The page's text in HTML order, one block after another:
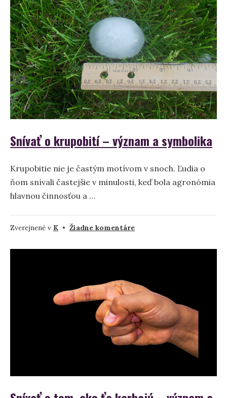
význam
a
symbolika
sna
Snívať o krupobití – význam a symbolika
Krupobitie nie je častým motívom v snoch. Ľudia o
ňom snívali častejšie v minulosti, keď bola agronómia
hlavnou činnosťou a …
Zverejnené v K • Žiadne komentárena
o
význam
a
symbolika